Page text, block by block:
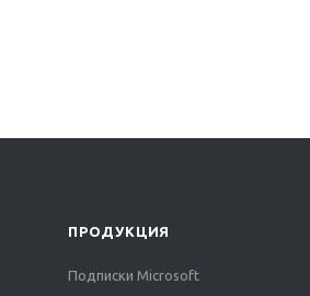
ПРОДУКЦИЯ
Подписки Microsoft